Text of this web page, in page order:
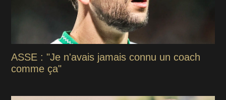
ASSE : "Je n'avais jamais connu un coach
comme ça"